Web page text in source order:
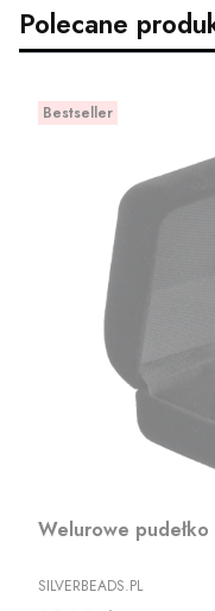
Polecane
Bestseller
Welurowe
PRODUCENT
SILVERBEADS.PL